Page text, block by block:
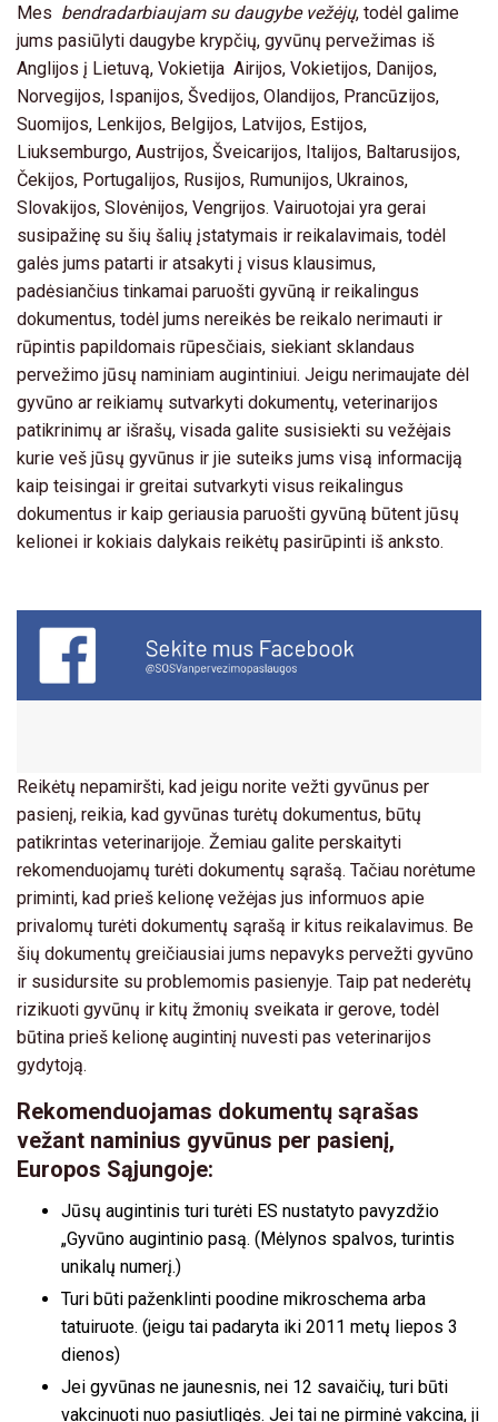
Mes bendradarbiaujam su daugybe vežėjų, todėl galime
jums pasiūlyti daugybe krypčių, gyvūnų pervežimas iš
Anglijos į Lietuvą, Vokietija Airijos, Vokietijos, Danijos,
Norvegijos, Ispanijos, Švedijos, Olandijos, Prancūzijos,
Suomijos, Lenkijos, Belgijos, Latvijos, Estijos,
Liuksemburgo, Austrijos, Šveicarijos, Italijos, Baltarusijos,
Čekijos, Portugalijos, Rusijos, Rumunijos, Ukrainos,
Slovakijos, Slovėnijos, Vengrijos. Vairuotojai yra gerai
susipažinę su šių šalių įstatymais ir reikalavimais, todėl
galės jums patarti ir atsakyti į visus klausimus,
padėsiančius tinkamai paruošti gyvūną ir reikalingus
dokumentus, todėl jums nereikės be reikalo nerimauti ir
rūpintis papildomais rūpesčiais, siekiant sklandaus
pervežimo jūsų naminiam augintiniui. Jeigu nerimaujate dėl
gyvūno ar reikiamų sutvarkyti dokumentų, veterinarijos
patikrinimų ar išrašų, visada galite susisiekti su vežėjais
kurie veš jūsų gyvūnus ir jie suteiks jums visą informaciją
kaip teisingai ir greitai sutvarkyti visus reikalingus
dokumentus ir kaip geriausia paruošti gyvūną būtent jūsų
kelionei ir kokiais dalykais reikėtų pasirūpinti iš anksto.
Reikėtų nepamiršti, kad jeigu norite vežti gyvūnus per
pasienį, reikia, kad gyvūnas turėtų dokumentus, būtų
patikrintas veterinarijoje. Žemiau galite perskaityti
rekomenduojamų turėti dokumentų sąrašą. Tačiau norėtume
priminti, kad prieš kelionę vežėjas jus informuos apie
privalomų turėti dokumentų sąrašą ir kitus reikalavimus. Be
šių dokumentų greičiausiai jums nepavyks pervežti gyvūno
ir susidursite su problemomis pasienyje. Taip pat nederėtų
rizikuoti gyvūnų ir kitų žmonių sveikata ir gerove, todėl
būtina prieš kelionę augintinį nuvesti pas veterinarijos
gydytoją.
Rekomenduojamas dokumentų sąrašas
vežant naminius gyvūnus per pasienį,
Europos Sąjungoje:
Jūsų augintinis turi turėti ES nustatyto pavyzdžio
„Gyvūno augintinio pasą. (Mėlynos spalvos, turintis
unikalų numerį.)
Turi būti paženklinti poodine mikroschema arba
tatuiruote. (jeigu tai padaryta iki 2011 metų liepos 3
dienos)
Jei gyvūnas ne jaunesnis, nei 12 savaičių, turi būti
vakcinuoti nuo pasiutligės. Jei tai ne pirminė vakcina, ji